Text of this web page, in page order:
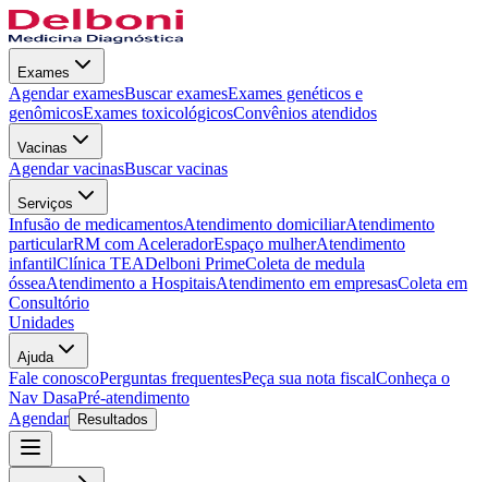
Exames
Agendar examesBuscar examesExames genéticos e
genômicosExames toxicológicosConvênios atendidos
Vacinas
Agendar vacinasBuscar vacinas
Serviços
Infusão de medicamentosAtendimento domiciliarAtendimento
particularRM com AceleradorEspaço mulherAtendimento
infantilClínica TEADelboni PrimeColeta de medula
ósseaAtendimento a HospitaisAtendimento em empresasColeta em
Consultório
Unidades
Ajuda
Fale conoscoPerguntas frequentesPeça sua nota fiscalConheça o
Nav DasaPré-atendimento
Agendar
Resultados